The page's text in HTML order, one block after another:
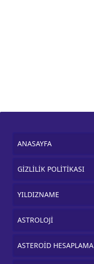
ANASAYFA
GİZLİLİK POLİTİKASI
YILDIZNAME
ASTROLOJİ
ASTEROİD HESAPLAMA